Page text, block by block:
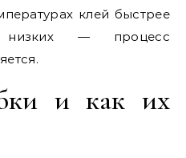
клей быстрее
низких — процесс
и как их